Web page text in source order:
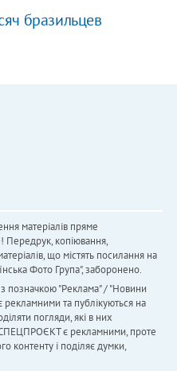
бразильцев
матеріалів пряме
Передрук, копіювання,
що містять посилання на
Фото Група", заборонено.
з позначкою "Реклама" / "Новини
рекламними та публікуються на
погляди, які в них
є рекламними, проте
контенту і поділяє думки,